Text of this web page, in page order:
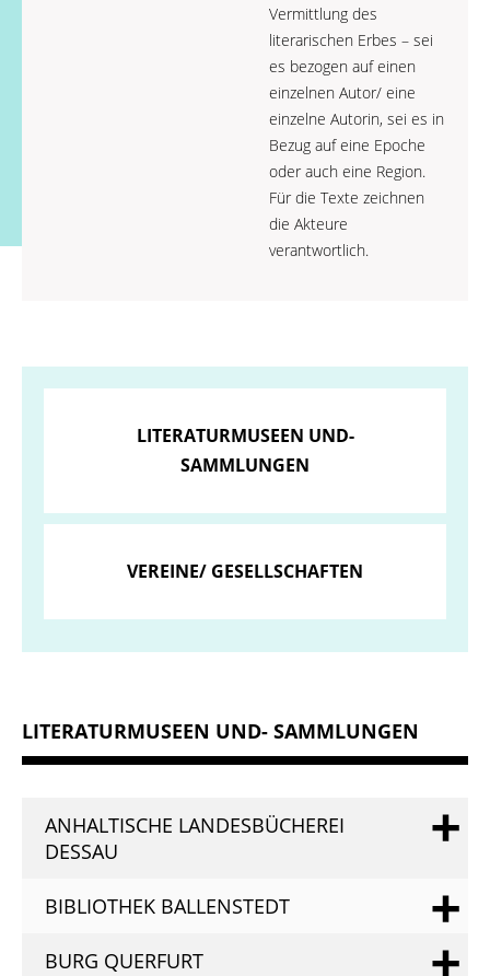
Vermittlung des
literarischen Erbes – sei
es bezogen auf einen
einzelnen Autor/ eine
einzelne Autorin, sei es in
Bezug auf eine Epoche
oder auch eine Region.
Für die Texte zeichnen
die Akteure
verantwortlich.
LITERATURMUSEEN UND-
SAMMLUNGEN
VEREINE/ GESELLSCHAFTEN
LITERATURMUSEEN UND- SAMMLUNGEN
ANHALTISCHE LANDESBÜCHEREI
DESSAU
BIBLIOTHEK BALLENSTEDT
BURG QUERFURT